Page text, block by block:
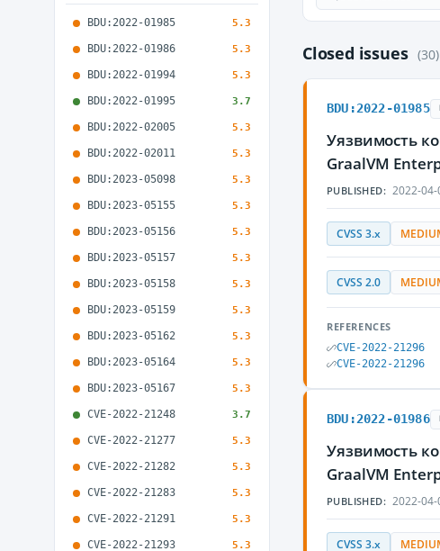
BDU:2022-01985 5.3
BDU:2022-01986 5.3
BDU:2022-01994 5.3
BDU:2022-01995 3.7
BDU:2022-02005 5.3
BDU:2022-02011 5.3
BDU:2023-05098 5.3
BDU:2023-05155 5.3
BDU:2023-05156 5.3
BDU:2023-05157 5.3
BDU:2023-05158 5.3
BDU:2023-05159 5.3
BDU:2023-05162 5.3
BDU:2023-05164 5.3
BDU:2023-05167 5.3
CVE-2022-21248 3.7
CVE-2022-21277 5.3
CVE-2022-21282 5.3
CVE-2022-21283 5.3
CVE-2022-21291 5.3
CVE-2022-21293 5.3
Closed issues (30)
BDU:2022-01985
Уязвимость
GraalVM
PUBLISHED: 2022-04-
CVSS 3.x
CVSS 2.0
REFERENCES
CVE-2022-21296
CVE-2022-21296
BDU:2022-01986
Уязвимость
GraalVM
PUBLISHED: 2022-04-
CVSS 3.x